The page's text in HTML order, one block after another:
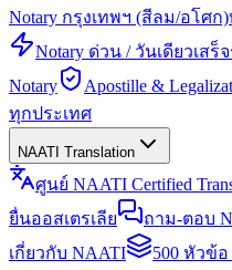
Notary กรุงเทพฯ (สีลม/อโศก)
Notary ด่วน / วันเดียวเสร็จ
Notary
Apostille &
ทุกประเทศ
NAATI Translation
ศูนย์ NAATI Certified
ยื่นออสเตรเลีย
ถาม-ตอบ
เกี่ยวกับ NAATI
500 หัวข้